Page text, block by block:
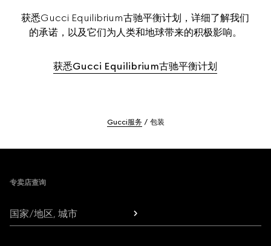
获悉Gucci Equilibrium古驰平衡计划，详细了解我们
的承诺，以及它们为人类和地球带来的积极影响。
获悉Gucci Equilibrium古驰平衡计划
Gucci服务 包装
专卖店查询
国家/地区, 城市